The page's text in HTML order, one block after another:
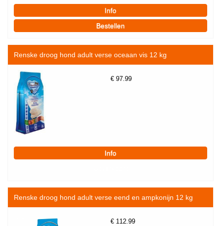
Renske droog hond adult verse oceaan vis 12 kg
€ 97.99
Renske droog hond adult verse eend en ampkonijn 12 kg
€ 112.99